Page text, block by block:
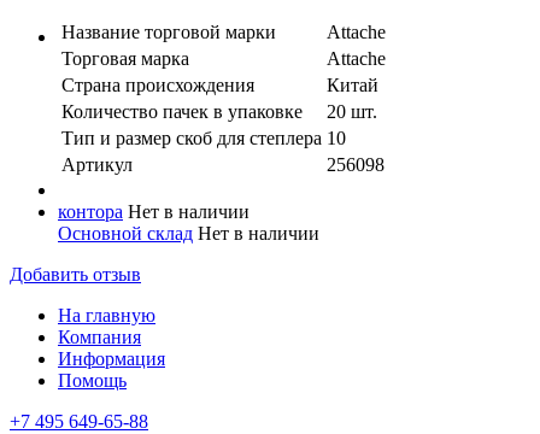
Название торговой марки
Attache
Торговая марка
Attache
Страна происхождения
Китай
Количество пачек в упаковке
20 шт.
Тип и размер скоб для степлера 10
Артикул
256098
контора Нет в наличии
Основной склад Нет в наличии
Добавить отзыв
На главную
Компания
Информация
Помощь
+7 495 649-65-88